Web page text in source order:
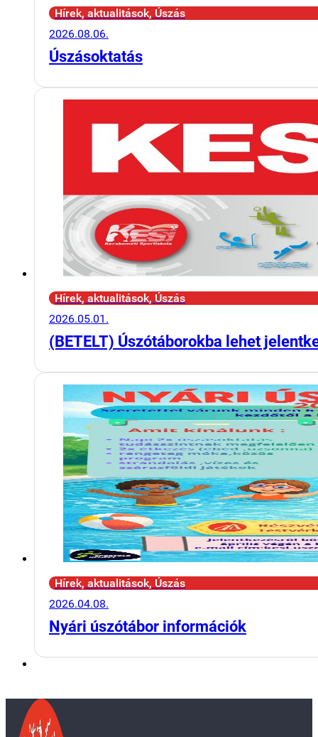
Hírek, aktualitások, Úszás
2026.08.06.
Úszásoktatás
Hírek, aktualitások, Úszás
2026.05.01.
(BETELT) Úszótáborokba lehet
Hírek, aktualitások, Úszás
2026.04.08.
Nyári úszótábor információk